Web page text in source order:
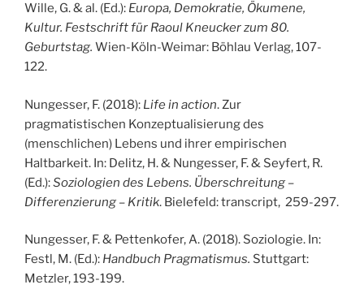
Wille, G. & al. (Ed.): Europa, Demokratie, Ökumene,
Kultur. Festschrift für Raoul Kneucker zum 80.
Geburtstag. Wien-Köln-Weimar: Böhlau Verlag, 107-
122.
Nungesser, F. (2018): Life in action. Zur
pragmatistischen Konzeptualisierung des
(menschlichen) Lebens und ihrer empirischen
Haltbarkeit. In: Delitz, H. & Nungesser, F. & Seyfert, R.
(Ed.):Soziologien des Lebens. Überschreitung –
Differenzierung – Kritik. Bielefeld: transcript, 259-297.
Nungesser, F. & Pettenkofer, A. (2018). Soziologie. In:
Festl, M. (Ed.): Handbuch Pragmatismus. Stuttgart:
Metzler, 193-199.